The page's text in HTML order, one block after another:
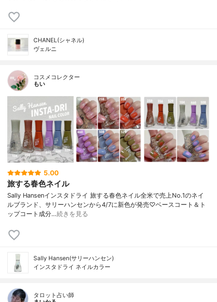
CHANEL(シャネル)
ヴェルニ
コスメコレクター
もい
5.00
旅する春色ネイル
Sally Hansenインスタドライ 旅する春色ネイル全米で売上No.1のネイ
ルブランド、サリーハンセンから4/7に新色が発売♡ベースコート＆ト
ップコート成分…続きを見る
Sally Hansen(サリーハンセン)
インスタドライ ネイルカラー
タロット占い師